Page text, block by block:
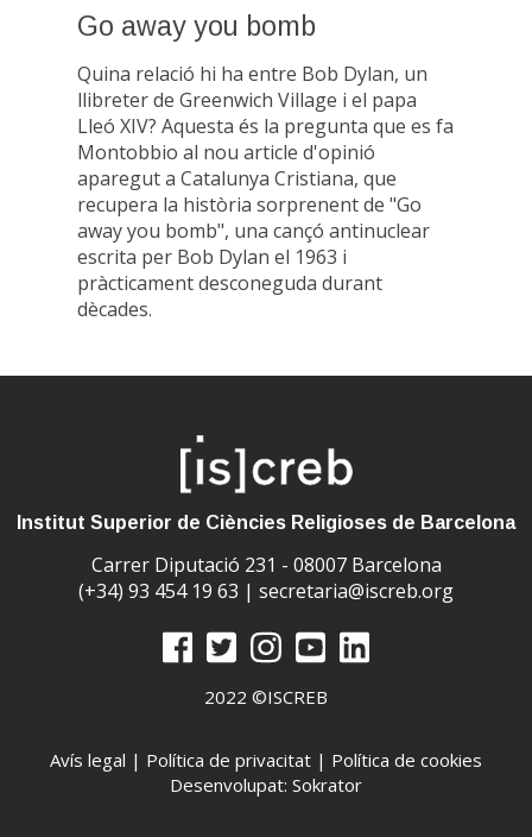
Go away you bomb
Quina relació hi ha entre Bob Dylan, un
llibreter de Greenwich Village i el papa
Lleó XIV? Aquesta és la pregunta que es fa
Montobbio al nou article d'opinió
aparegut a Catalunya Cristiana, que
recupera la història sorprenent de "Go
away you bomb", una cançó antinuclear
escrita per Bob Dylan el 1963 i
pràcticament desconeguda durant
dècades.
Institut Superior de Ciències Religioses de Barcelona
Carrer Diputació 231 - 08007 Barcelona
(+34) 93 454 19 63 | secretaria@iscreb.org
2022 ©ISCREB
Avís legal | Política de privacitat | Política de cookies
Desenvolupat: Sokrator